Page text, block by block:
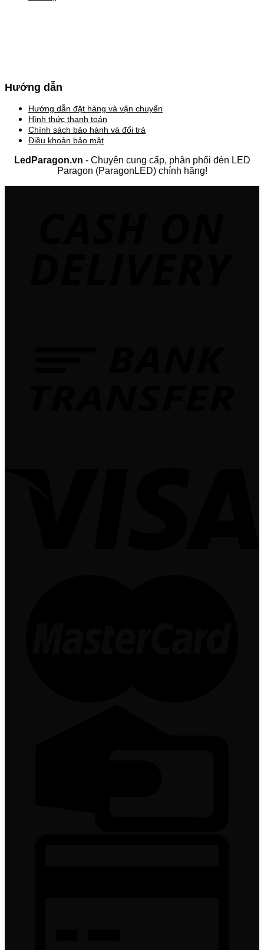
Hướng dẫn
Hướng dẫn đặt hàng và vận chuyển
Hình thức thanh toán
Chính sách bảo hành và đổi trả
Điều khoản bảo mật
LedParagon.vn - Chuyên cung cấp, phân phối đèn LED
Paragon (ParagonLED) chính hãng!